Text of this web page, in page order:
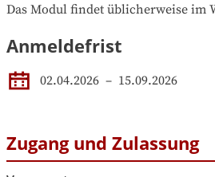
Das Modul findet üblicherweise im
Anmeldefrist
02.04.2026 – 15.09.2026
Zugang und Zulassung